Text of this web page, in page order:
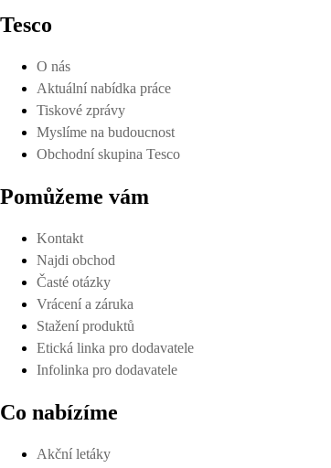
Tesco
O nás
Aktuální nabídka práce
Tiskové zprávy
Myslíme na budoucnost
Obchodní skupina Tesco
Pomůžeme vám
Kontakt
Najdi obchod
Časté otázky
Vrácení a záruka
Stažení produktů
Etická linka pro dodavatele
Infolinka pro dodavatele
Co nabízíme
Akční letáky